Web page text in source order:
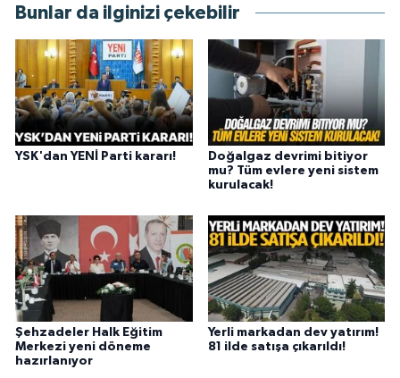
Bunlar da ilginizi çekebilir
YSK'dan YENİ Parti kararı!
Doğalgaz devrimi bitiyor
mu? Tüm evlere yeni sistem
kurulacak!
Şehzadeler Halk Eğitim
Merkezi yeni döneme
hazırlanıyor
Yerli markadan dev yatırım!
81 ilde satışa çıkarıldı!